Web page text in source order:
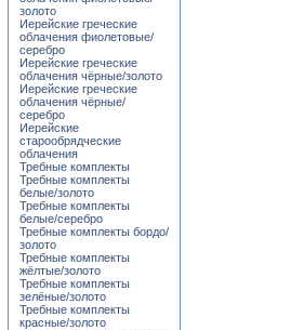
золото
Иерейские греческие
облачения фиолетовые/
серебро
Иерейские греческие
облачения чёрные/золото
Иерейские греческие
облачения чёрные/
серебро
Иерейские
старообрядческие
облачения
Требные комплекты
Требные комплекты
белые/золото
Требные комплекты
белые/серебро
Требные комплекты бордо/
золото
Требные комплекты
жёлтые/золото
Требные комплекты
зелёные/золото
Требные комплекты
красные/золото